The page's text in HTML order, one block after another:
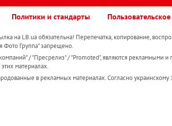
Политики и стандарты
на LB.ua обязательна! Перепечатка, копирование,
Фото Группа" запрещено.
/ "Пресрелиз" / "Promoted", являются рекламными и
материалах.
в рекламных материалах. Согласно украинскому